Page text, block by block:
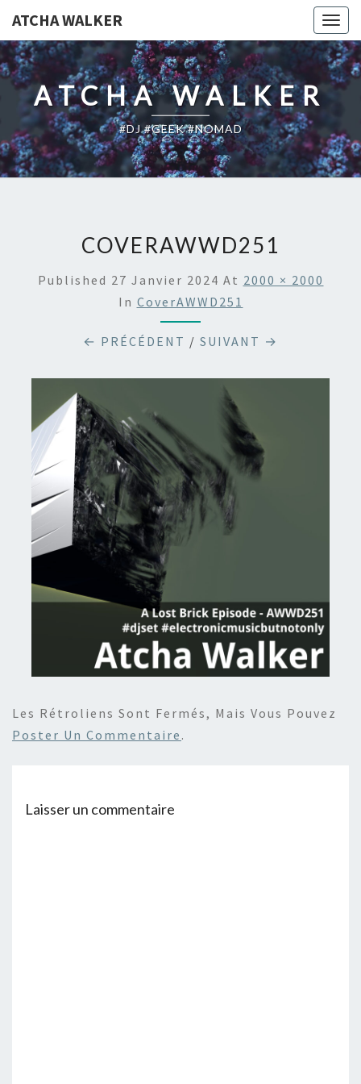
ATCHA WALKER
ATCHA WALKER
#DJ #GEEK #NOMAD
COVERAWWD251
Published 27 Janvier 2024 At 2000 × 2000
In CoverAWWD251
← PRÉCÉDENT / SUIVANT →
Les Rétroliens Sont Fermés, Mais Vous Pouvez
Poster Un Commentaire .
Laisser un commentaire